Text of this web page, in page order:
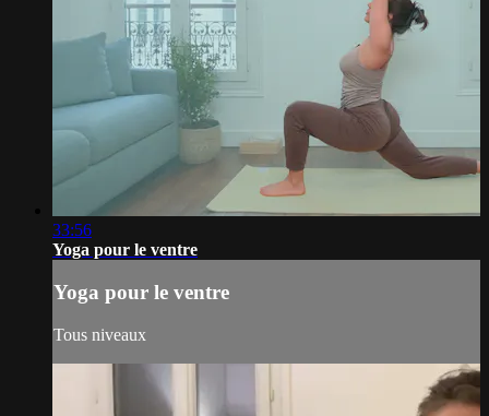
33:56
Yoga pour le ventre
Yoga pour le ventre
Tous niveaux